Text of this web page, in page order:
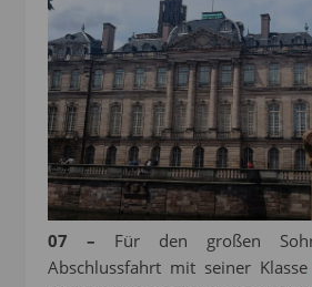
07 – Für den großen
Abschlussfahrt mit seiner Klasse